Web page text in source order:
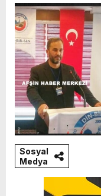
Sosyal
Medya